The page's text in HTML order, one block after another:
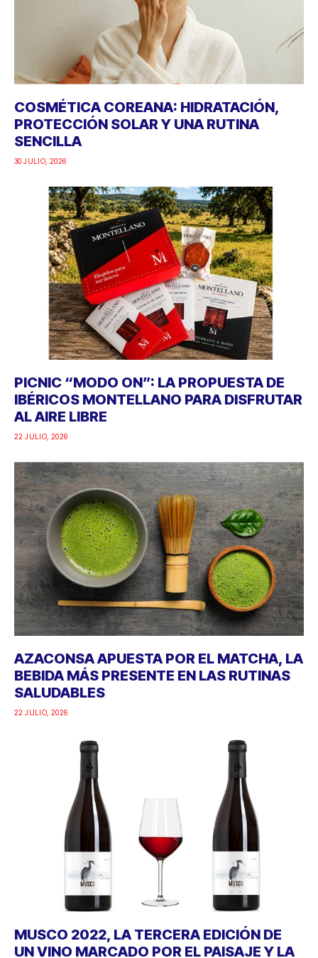
COSMÉTICA COREANA: HIDRATACIÓN,
PROTECCIÓN SOLAR Y UNA RUTINA
SENCILLA
30 JULIO, 2026
PICNIC “MODO ON”: LA PROPUESTA DE
IBÉRICOS MONTELLANO PARA DISFRUTAR
AL AIRE LIBRE
22 JULIO, 2026
AZACONSA APUESTA POR EL MATCHA, LA
BEBIDA MÁS PRESENTE EN LAS RUTINAS
SALUDABLES
22 JULIO, 2026
MUSCO 2022, LA TERCERA EDICIÓN DE
UN VINO MARCADO POR EL PAISAJE Y LA